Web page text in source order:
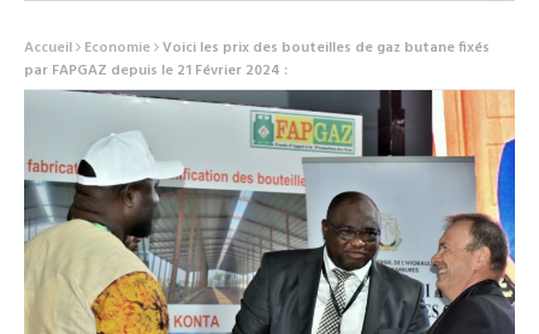
Accueil Economie Voici les prix des bouteilles de gaz butane fixés
par FAPGAZ depuis le 21 Février 2024 :